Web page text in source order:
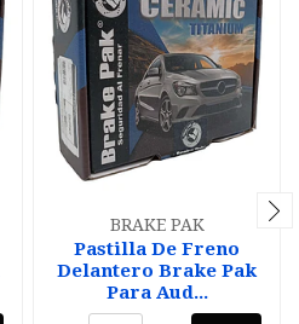
BRAKE PAK
Pastilla De Freno
Delantero Brake Pak
Para Aud...